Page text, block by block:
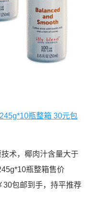
瓶整箱 30元包
术，椰肉汁含量大于
瓶整箱售价
30包邮到手，持平推荐